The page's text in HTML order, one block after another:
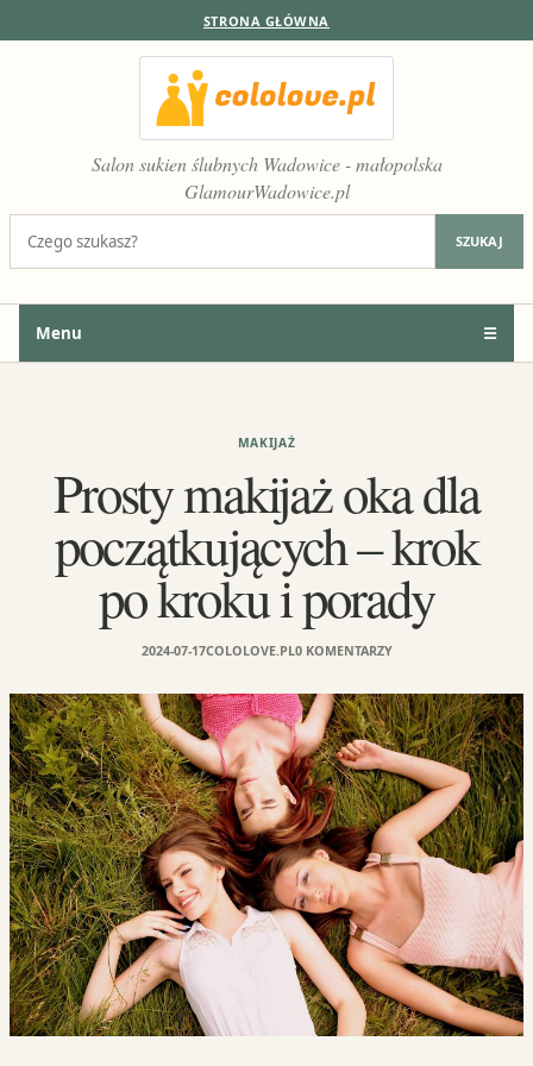
STRONA GŁÓWNA
Salon sukien ślubnych Wadowice - małopolska
GlamourWadowice.pl
SZUKAJ
Menu ☰
MAKIJAŻ
Prosty makijaż oka dla
początkujących – krok
po kroku i porady
2024-07-17COLOLOVE.PL0 KOMENTARZY